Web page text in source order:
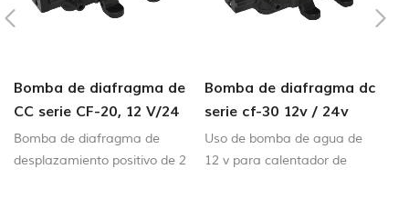
Bomba de diafragma de
CC serie CF-20, 12 V/24
V, 2,0-4,3 LPM, 35-70
PSI
Bomba de diafragma de
desplazamiento positivo de 2
Bomba de diafragma dc
serie cf-30 12v / 24v
4.5-6.0lpm bomba de
agua dulce 80-100psi
Uso de bomba de agua de
12 v para calentador de